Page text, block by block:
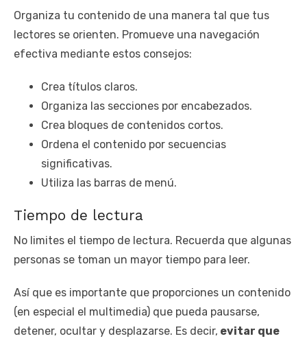
Organiza tu contenido de una manera tal que tus
lectores se orienten. Promueve una navegación
efectiva mediante estos consejos:
Crea títulos claros.
Organiza las secciones por encabezados.
Crea bloques de contenidos cortos.
Ordena el contenido por secuencias
significativas.
Utiliza las barras de menú.
Tiempo de lectura
No limites el tiempo de lectura. Recuerda que algunas
personas se toman un mayor tiempo para leer.
Así que es importante que proporciones un contenido
(en especial el multimedia) que pueda pausarse,
detener, ocultar y desplazarse. Es decir, evitar que